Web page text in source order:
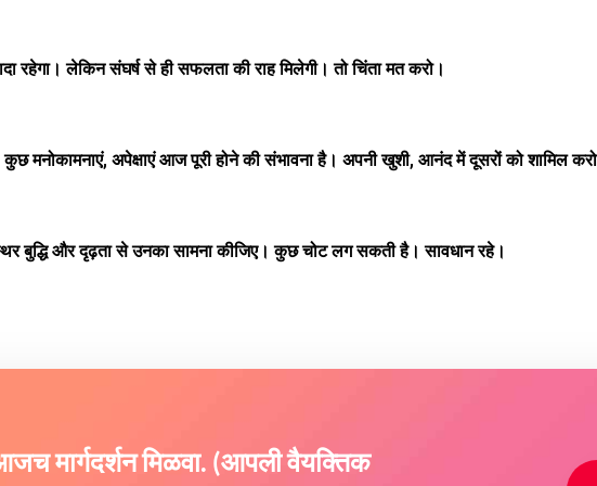
रहेगा। लेकिन संघर्ष से ही सफलता की राह मिलेगी। तो चिंता मत करो।
मनोकामनाएं, अपेक्षाएं आज पूरी होने की संभावना है। अपनी खुशी, आनंद में दूसरों को शामिल
और दृढ़ता से उनका सामना कीजिए। कुछ चोट लग सकती है। सावधान रहे।
मार्गदर्शन मिळवा. (आपली वैयक्तिक